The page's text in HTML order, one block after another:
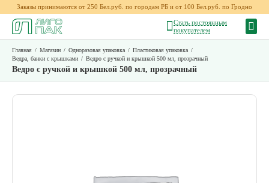
Заказы принимаются от 250 Бел.руб. по городам РБ и от 100 Бел.руб. по Гродно
Стать постоянным
покупателем
Главная / Магазин / Одноразовая упаковка / Пластиковая упаковка /
Ведра, банки с крышками / Ведро с ручкой и крышкой 500 мл, прозрачный
Ведро с ручкой и крышкой 500 мл, прозрачный